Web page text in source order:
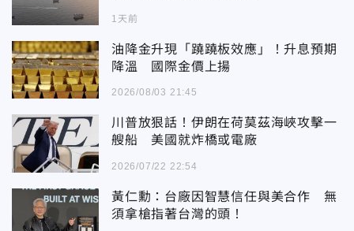
1天前
油降金升現「蹺蹺板效應」！升息預期
降溫 國際金價上揚
2026/08/03 21:45
川普放狠話！伊朗在荷莫茲海峽攻擊一
艘船 美國就炸橋或電廠
2026/07/22 22:54
黃仁勳：台廠因智慧信任與美合作 無
須拿槍指著台灣的頭！